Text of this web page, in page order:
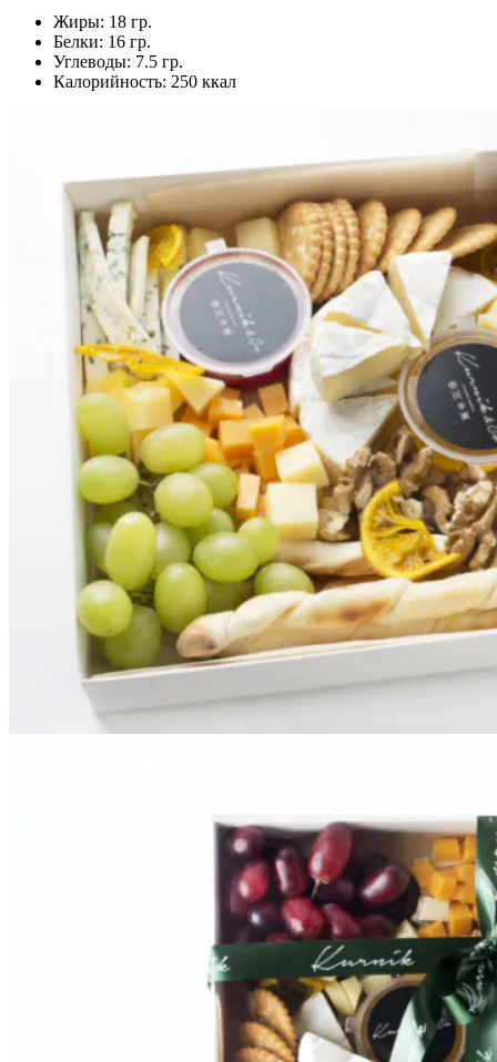
Жиры: 18 гр.
Белки: 16 гр.
Углеводы: 7.5 гр.
Калорийность: 250 ккал